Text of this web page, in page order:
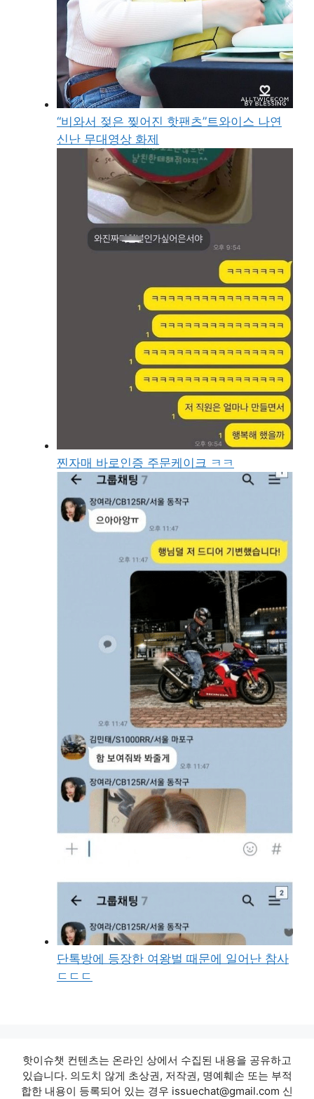
“비와서 젖은 찢어진 핫팬츠”트와이스 나연
신난 무대영상 화제
찐자매 바로인증 주문케이크 ㅋㅋ
단톡방에 등장한 여왕벌 때문에 일어난 참사
ㄷㄷㄷ
핫이슈챗 컨텐츠는 온라인 상에서 수집된 내용을 공유하고
있습니다. 의도치 않게 초상권, 저작권, 명예훼손 또는 부적
합한 내용이 등록되어 있는 경우 issuechat@gmail.com 신